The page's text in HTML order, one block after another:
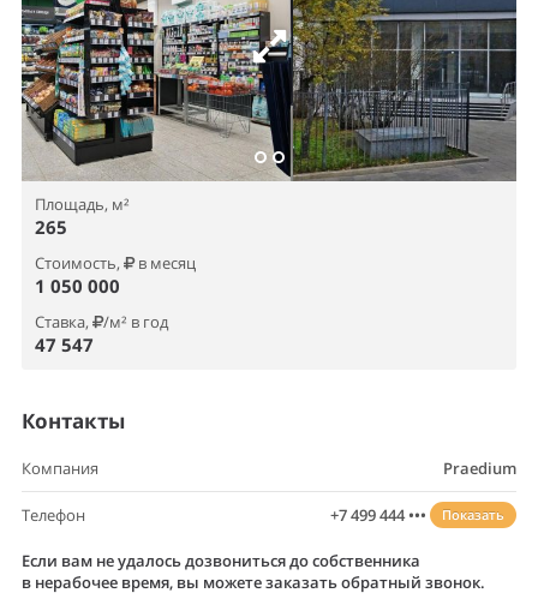
Площадь, м²
265
Стоимость, в месяц
1 050 000
Ставка, /м² в год
47 547
Контакты
Компания Praedium
Телефон +7 499 444 ••• Показать
Если вам не удалось дозвониться до собственника
в нерабочее время, вы можете заказать обратный звонок.